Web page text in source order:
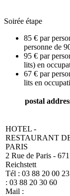
Soirée étape
85 € par
personne de
95 € par
lits) en
67 € par
lits en
postal
HOTEL -
RESTAURANT
PARIS
2 Rue de Paris -
Reichstett
Tél : 03 88 20 00
: 03 88 20 30 60
Mail :